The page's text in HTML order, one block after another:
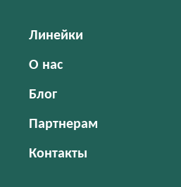
Линейки
О нас
Блог
Партнерам
Контакты